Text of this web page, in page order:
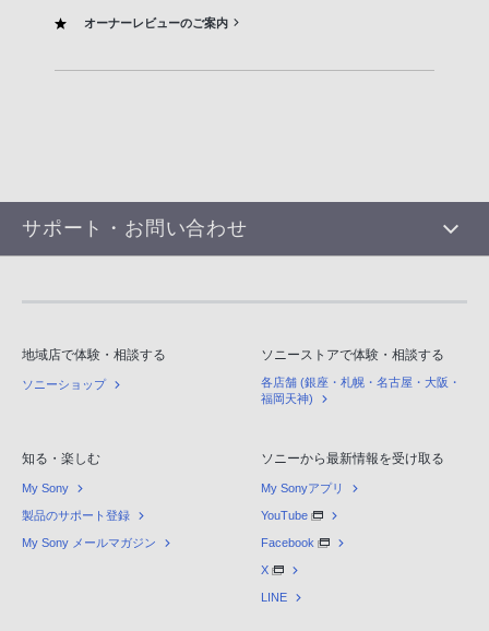
オーナーレビューのご案内
サポート・お問い合わせ
地域店で体験・相談する
ソニーショップ
ソニーストアで体験・相談する
各店舗 (銀座・札幌・名古屋・大阪・
福岡天神)
知る・楽しむ
My Sony
製品のサポート登録
My Sony メールマガジン
ソニーから最新情報を受け取る
My Sonyアプリ
YouTube
Facebook
X
LINE